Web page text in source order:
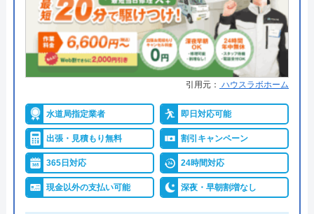
い決済、クレジットカード
●累計実績
年間25万件、累計500万件の修理交
換実績
●保証・保険
工事保証12年・商品保証10年(最
詳細は公式HPでご確認ください
イースマイルがおすすめの理由
イースマイルは対応する自治体で適切な工事ができ
ると認められている水道局指定業者です。
引用元： ハウスラボホーム
水道局指定業者 即日対応可能
出張・見積もり無料 割引キャンペーン
365日対応 24時間対応
現金以外の支払い可能 深夜・早朝割増なし